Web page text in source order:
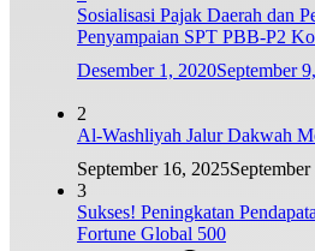
Sosialisasi Pajak Daerah dan
Penyampaian SPT PBB-P2
Desember 1, 2020September
2
Al-Washliyah Jalur Dakwah
September 16, 2025
3
Sukses! Peningkatan
Fortune Global 500